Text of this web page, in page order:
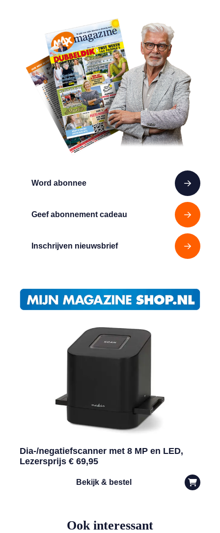
Word abonnee
Geef abonnement cadeau
Inschrijven nieuwsbrief
Dia-/negatiefscanner met 8 MP en LED,
Lezersprijs € 69,95
Bekijk & bestel
Ook interessant